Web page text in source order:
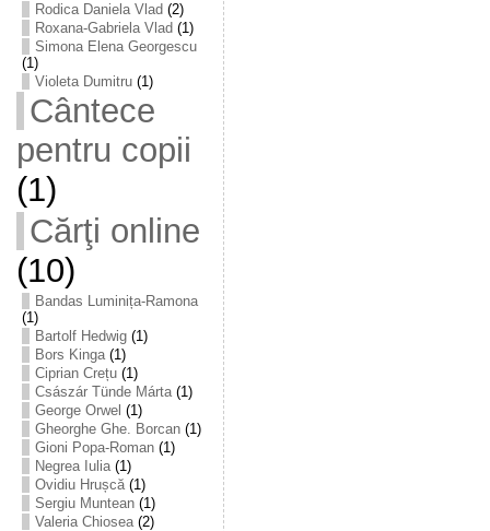
Rodica Daniela Vlad (2)
Roxana-Gabriela Vlad (1)
Simona Elena Georgescu
(1)
Violeta Dumitru(1)
Cântece
pentru copii
(1)
Cărţi online
(10)
Bandas Luminița-Ramona
(1)
Bartolf Hedwig(1)
Bors Kinga(1)
Ciprian Crețu(1)
Császár Tünde Márta(1)
George Orwel (1)
Gheorghe Ghe. Borcan(1)
Gioni Popa-Roman(1)
Negrea Iulia(1)
Ovidiu Hrușcă(1)
Sergiu Muntean(1)
Valeria Chiosea(2)